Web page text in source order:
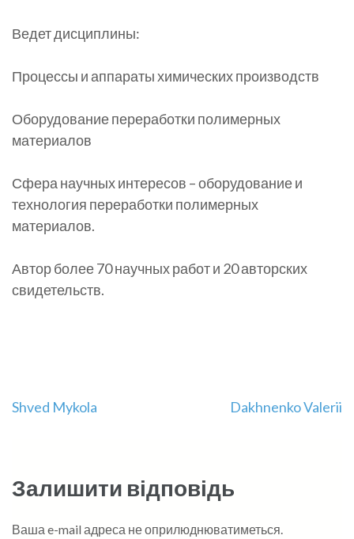
Ведет дисциплины:
Процессы и аппараты химических производств
Оборудование переработки полимерных
материалов
Сфера научных интересов – оборудование и
технология переработки полимерных
материалов.
Автор более 70 научных работ и 20 авторских
свидетельств.
Навігація
Shved Mykola Dakhnenko Valerii
Залишити відповідь
Ваша e-mail адреса не оприлюднюватиметься.